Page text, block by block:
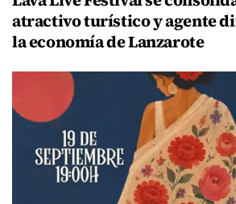
atractivo turístico y agente
la economía de Lanzarote